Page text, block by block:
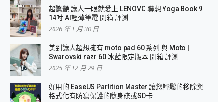
超驚艷 讓人一眼就愛上 LENOVO 聯想 Yoga Book 9
14吋 AI輕薄筆電 開箱 評測
2026 年 1 月 30 日
美到讓人超想擁有 moto pad 60 系列 與 Moto |
Swarovski razr 60 冰藍限定版本 開箱 評測
2025 年 12 月 29 日
好用的 EaseUS Partition Master 讓您輕鬆的移除與
格式化有防寫保護的隨身碟或SD卡